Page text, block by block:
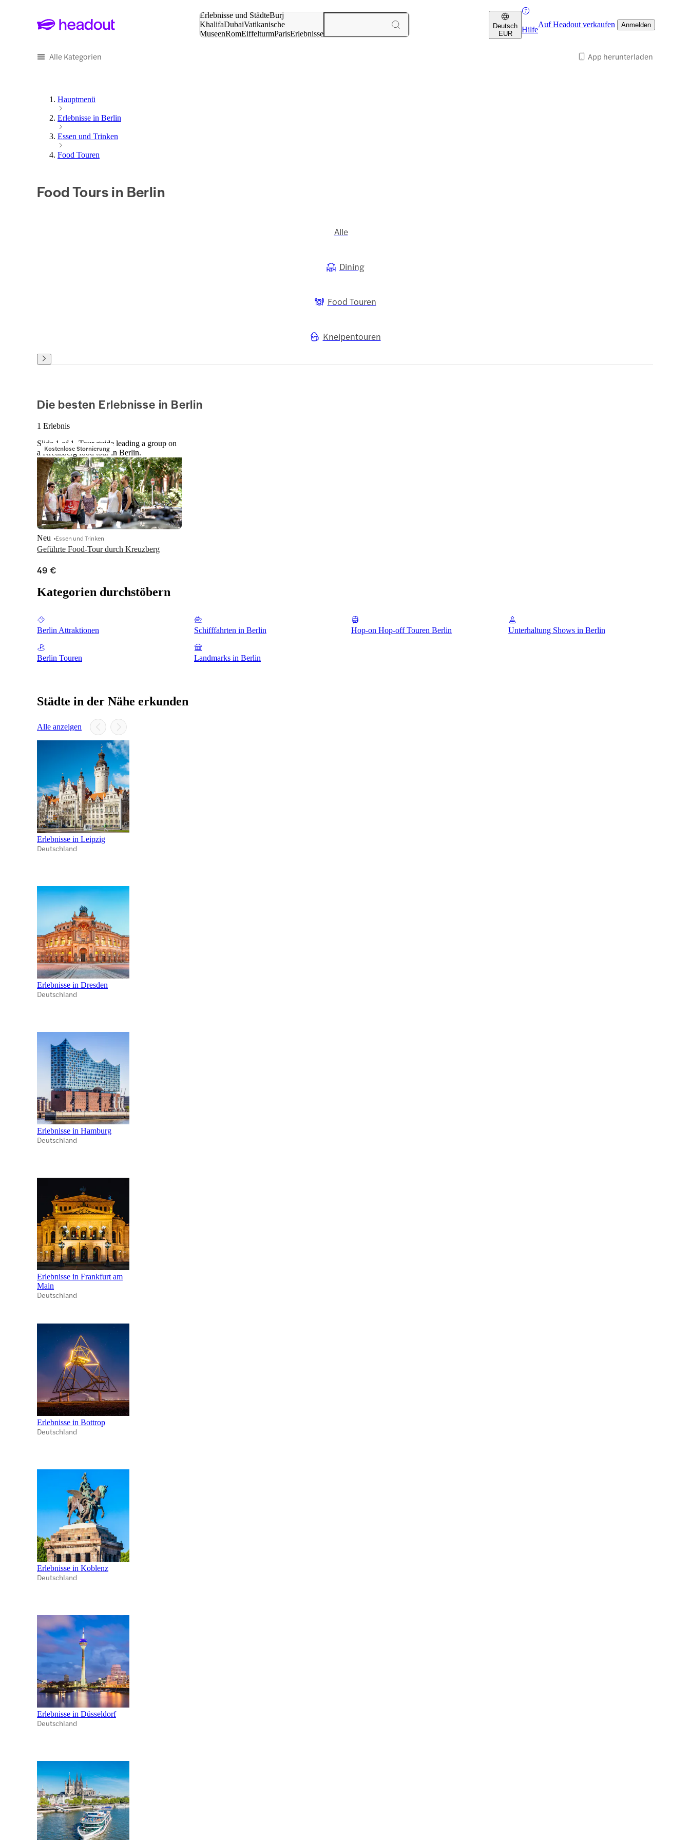
Erlebnisse und StädteBurj
KhalifaDubaiVatikanische
MuseenRomEiffelturmParisErlebnisse
Deutsch
EUR
Hilfe
Auf Headout verkaufen Anmelden
Alle Kategorien App herunterladen
Hauptmenü
Erlebnisse in Berlin
Essen und Trinken
Food Touren
Food Tours in Berlin
Alle
Dining
Food Touren
Kneipentouren
Die besten Erlebnisse in Berlin
1 Erlebnis
Kostenlose Stornierung
Slide 1 of 1, Tour guide leading a group on
a Kreuzberg food tour in Berlin.
Geführte Food-Tour durch Kreuzberg
Neu Essen und Trinken
49 €
Kategorien durchstöbern
Berlin Attraktionen Schifffahrten in Berlin Hop-on Hop-off Touren Berlin Unterhaltung Shows in Berlin
Berlin Touren Landmarks in Berlin
Städte in der Nähe erkunden
Alle anzeigen
Erlebnisse in Leipzig
Deutschland
Erlebnisse in Dresden
Deutschland
Erlebnisse in Hamburg
Deutschland
Erlebnisse in Frankfurt am
Main
Deutschland
Erlebnisse in Bottrop
Deutschland
Erlebnisse in Koblenz
Deutschland
Erlebnisse in Düsseldorf
Deutschland